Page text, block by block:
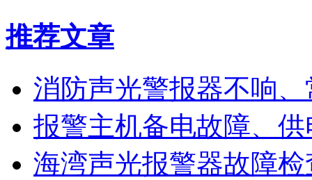
推荐文章
消防声光警报器不响
报警主机备电故障、
海湾声光报警器故障